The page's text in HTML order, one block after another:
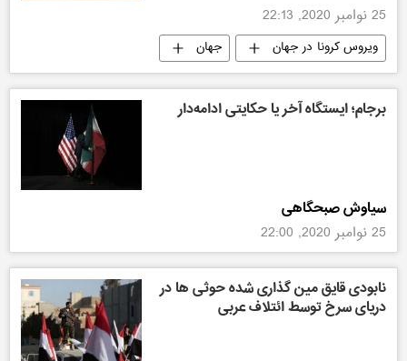
25 نوامبر 2020, 22:13
ویروس کرونا در جهان جهان
برجام؛ ایستگاه آخر یا حکایتی ادامه‌دار
سیاوش صبحگاهی
25 نوامبر 2020, 22:00
نابودی قایق مین گذاری شده حوثی ها در
دریای سرخ توسط ائتلاف عربی